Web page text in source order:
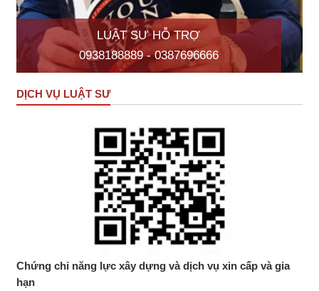
LUẬT SƯ HỖ TRỢ
0938188889 - 0387696666
DỊCH VỤ LUẬT SƯ
Chứng chỉ năng lực xây dựng và dịch vụ xin cấp và gia
hạn